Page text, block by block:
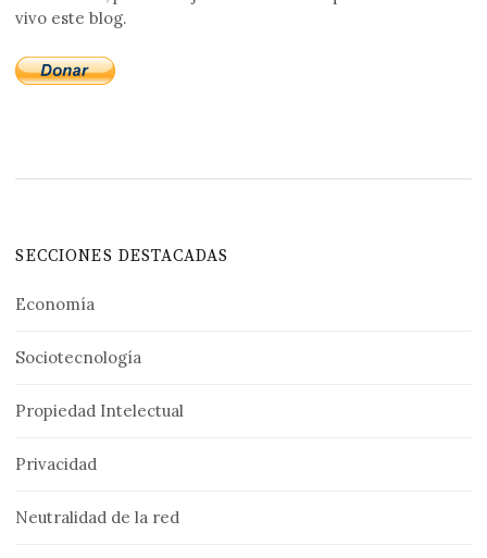
vivo este blog.
SECCIONES DESTACADAS
Economía
Sociotecnología
Propiedad Intelectual
Privacidad
Neutralidad de la red